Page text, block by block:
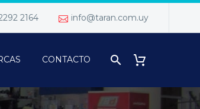
2164 info@taran.com.uy
CONTACTO